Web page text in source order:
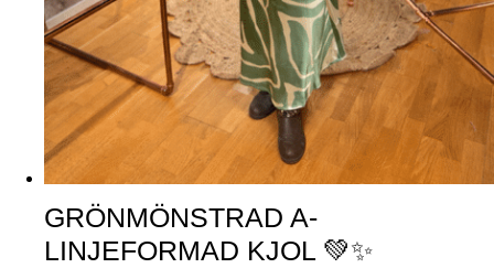
GRÖNMÖNSTRAD A-
LINJEFORMAD KJOL 💚✨